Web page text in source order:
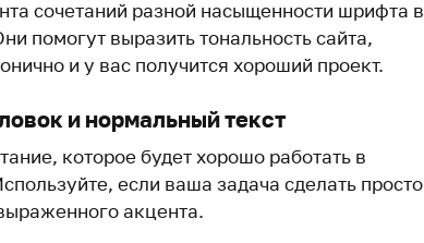
сочетаний разной насыщенности шрифта в
помогут выразить тональность сайта,
и у вас получится хороший проект.
и нормальный текст
которое будет хорошо работать в
если ваша задача сделать просто
акцента.